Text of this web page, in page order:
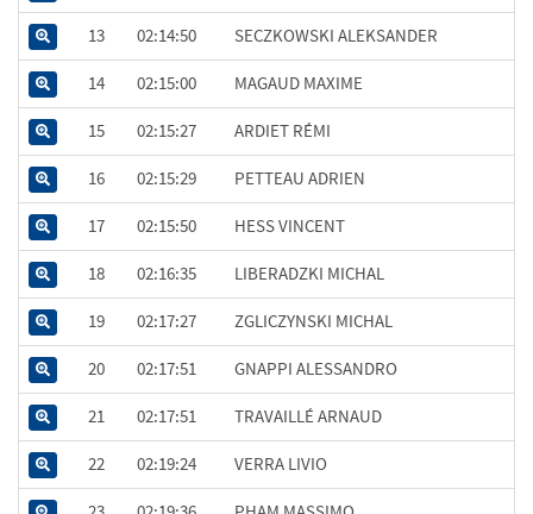
13 02:14:50 SECZKOWSKI ALEKSANDER
14 02:15:00 MAGAUD MAXIME
15 02:15:27 ARDIET RÉMI
16 02:15:29 PETTEAU ADRIEN
17 02:15:50 HESS VINCENT
18 02:16:35 LIBERADZKI MICHAL
19 02:17:27 ZGLICZYNSKI MICHAL
20 02:17:51 GNAPPI ALESSANDRO
21 02:17:51 TRAVAILLÉ ARNAUD
22 02:19:24 VERRA LIVIO